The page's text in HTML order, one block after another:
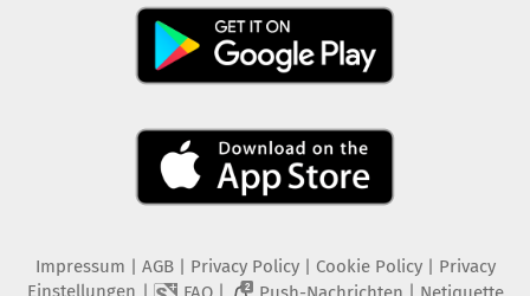
Impressum AGB Privacy Policy| Cookie Policy| Privacy
Einstellungen
| 2